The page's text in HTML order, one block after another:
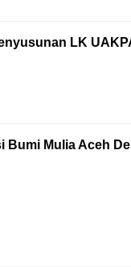
LK
Bumi Mulia Aceh